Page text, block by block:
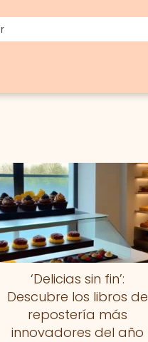
‘Delicias sin fin’:
Descubre los libros de
repostería más
innovadores del año